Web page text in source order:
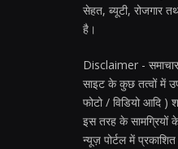
सेहत, ब्यूटी, रोजगार
है।
Disclaimer -
साइट के कुछ तत्वों में
फोटो / विडियो आदि )
इस तरह के सामग्रियों
न्यूज़ पोर्टल में